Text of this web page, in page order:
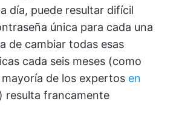
día, puede resultar difícil
única para cada una
de cambiar todas esas
cada seis meses (como
de los expertos en
) resulta francamente